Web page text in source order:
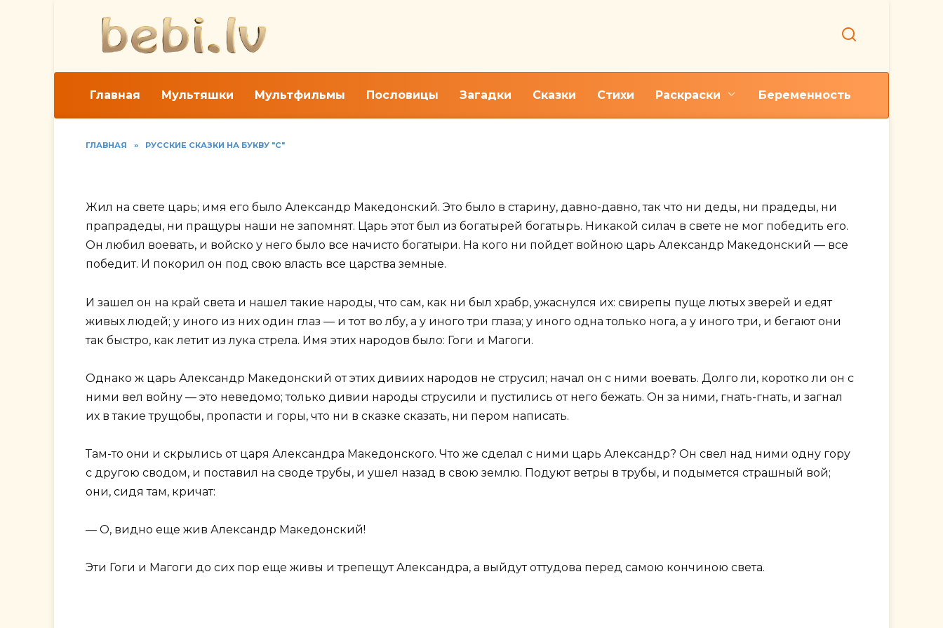
Главная Мультяшки Мультфильмы Пословицы Загадки Сказки Стихи Раскраски Беременность
ГЛАВНАЯ » РУССКИЕ СКАЗКИ НА БУКВУ "С"
Жил на свете царь; имя его было Александр Македонский. Это было в старину, давно-давно, так что ни деды, ни прадеды, ни
прапрадеды, ни пращуры наши не запомнят. Царь этот был из богатырей богатырь. Никакой силач в свете не мог победить его.
Он любил воевать, и войско у него было все начисто богатыри. На кого ни пойдет войною царь Александр Македонский — все
победит. И покорил он под свою власть все царства земные.
И зашел он на край света и нашел такие народы, что сам, как ни был храбр, ужаснулся их: свирепы пуще лютых зверей и едят
живых людей; у иного из них один глаз — и тот во лбу, а у иного три глаза; у иного одна только нога, а у иного три, и бегают они
так быстро, как летит из лука стрела. Имя этих народов было: Гоги и Магоги.
Однако ж царь Александр Македонский от этих дивиих народов не струсил; начал он с ними воевать. Долго ли, коротко ли он с
ними вел войну — это неведомо; только дивии народы струсили и пустились от него бежать. Он за ними, гнать-гнать, и загнал
их в такие трущобы, пропасти и горы, что ни в сказке сказать, ни пером написать.
Там-то они и скрылись от царя Александра Македонского. Что же сделал с ними царь Александр? Он свел над ними одну гору
с другою сводом, и поставил на своде трубы, и ушел назад в свою землю. Подуют ветры в трубы, и подымется страшный вой;
они, сидя там, кричат:
— О, видно еще жив Александр Македонский!
Эти Гоги и Магоги до сих пор еще живы и трепещут Александра, а выйдут оттудова перед самою кончиною света.